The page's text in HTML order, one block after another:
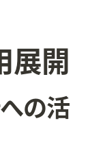
展開
の活